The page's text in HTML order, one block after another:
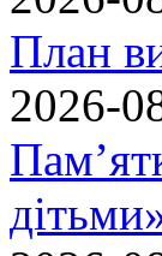
План
2026-